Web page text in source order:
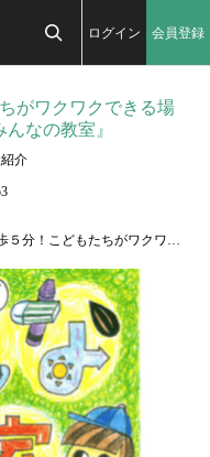

ログイン 会員登録
がワクワクできる場
なの教室』
介
がワクワクできる場所！フリースクール『みんなの教室』